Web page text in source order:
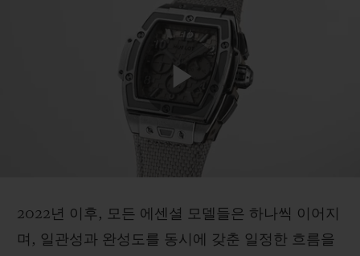
2022년 이후, 모든 에센셜 모델들은 하나씩 이어지
며, 일관성과 완성도를 동시에 갖춘 일정한 흐름을
부티크 검색